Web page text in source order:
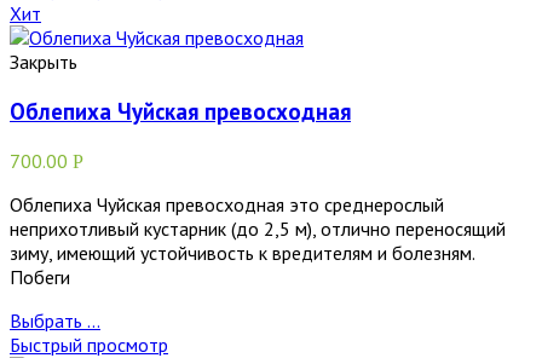
Хит
Закрыть
Облепиха Чуйская превосходная
700.00 Р
Облепиха Чуйская превосходная это среднерослый
неприхотливый кустарник (до 2,5 м), отлично переносящий
зиму, имеющий устойчивость к вредителям и болезням.
Побеги
Выбрать ...
Быстрый просмотр